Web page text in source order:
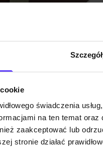
świadczenia
na ten temat
zaakceptować lub
stronie działać